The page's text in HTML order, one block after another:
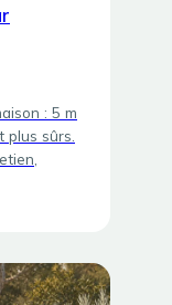
: 5 m
plus sûrs.